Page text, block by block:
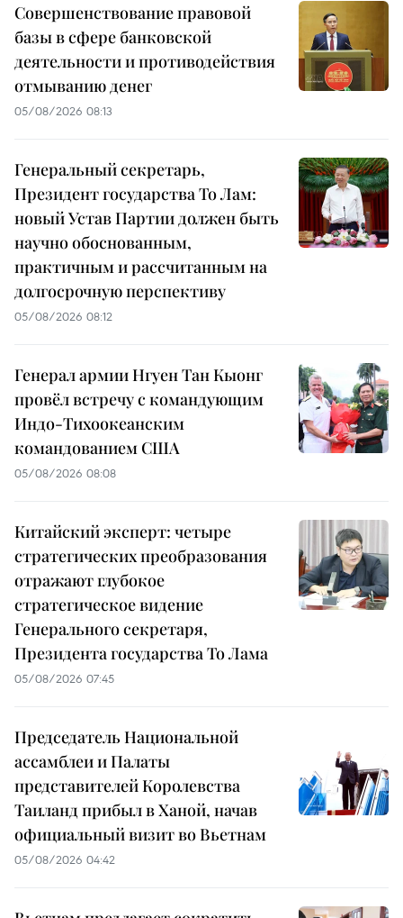
Совершенствование правовой
базы в сфере банковской
деятельности и противодействия
отмыванию денег
05/08/2026 08:13
Генеральный секретарь,
Президент государства То Лам:
новый Устав Партии должен быть
научно обоснованным,
практичным и рассчитанным на
долгосрочную перспективу
05/08/2026 08:12
Генерал армии Нгуен Тан Кыонг
провёл встречу с командующим
Индо-Тихоокеанским
командованием США
05/08/2026 08:08
Китайский эксперт: четыре
стратегических преобразования
отражают глубокое
стратегическое видение
Генерального секретаря,
Президента государства То Лама
05/08/2026 07:45
Председатель Национальной
ассамблеи и Палаты
представителей Королевства
Таиланд прибыл в Ханой, начав
официальный визит во Вьетнам
05/08/2026 04:42